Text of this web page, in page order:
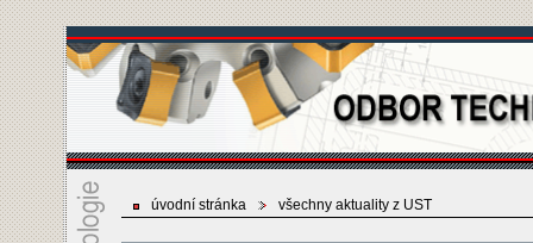
úvodní stránka všechny aktuality z UST